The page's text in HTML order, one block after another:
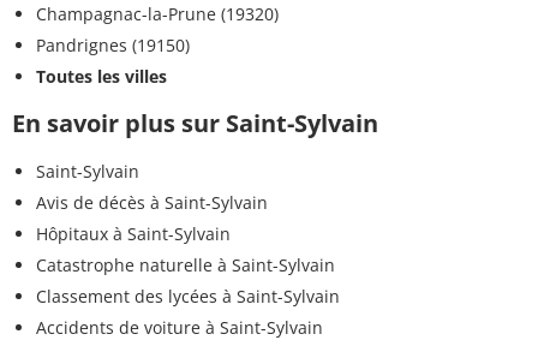
Champagnac-la-Prune (19320)
Pandrignes (19150)
Toutes les villes
En savoir plus sur Saint-Sylvain
Saint-Sylvain
Avis de décès à Saint-Sylvain
Hôpitaux à Saint-Sylvain
Catastrophe naturelle à Saint-Sylvain
Classement des lycées à Saint-Sylvain
Accidents de voiture à Saint-Sylvain